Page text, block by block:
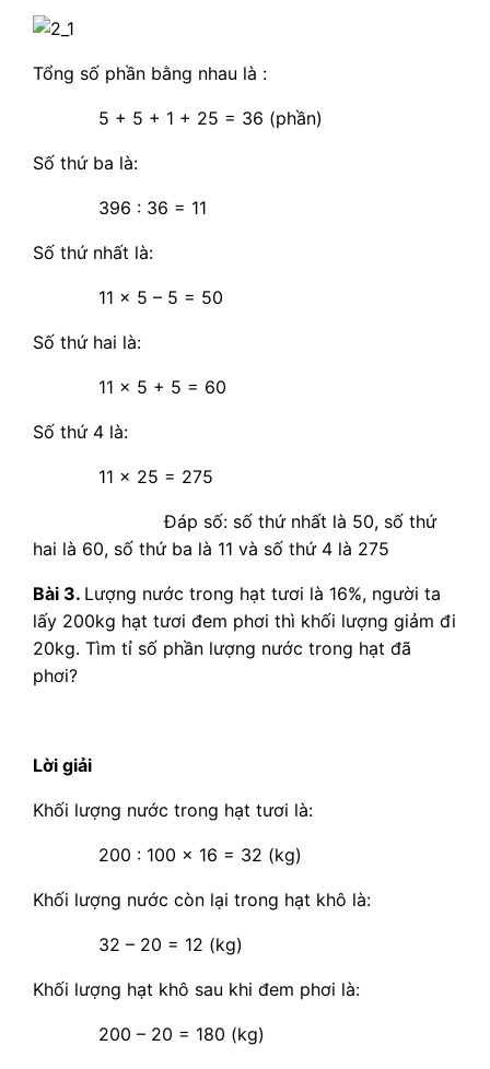
Tổng số phần bằng nhau là :
5 + 5 + 1 + 25 = 36 (phần)
Số thứ ba là:
396 : 36 = 11
Số thứ nhất là:
11 x 5 – 5 = 50
Số thứ hai là:
11 x 5 + 5 = 60
Số thứ 4 là:
11 x 25 = 275
Đáp số: số thứ nhất là 50, số thứ
hai là 60, số thứ ba là 11 và số thứ 4 là 275
Bài 3. Lượng nước trong hạt tươi là 16%, người ta
lấy 200kg hạt tươi đem phơi thì khối lượng giảm đi
20kg. Tìm tỉ số phần lượng nước trong hạt đã
phơi?
Lời giải
Khối lượng nước trong hạt tươi là:
200 : 100 x 16 = 32 (kg)
Khối lượng nước còn lại trong hạt khô là:
32 – 20 = 12 (kg)
Khối lượng hạt khô sau khi đem phơi là:
200 – 20 = 180 (kg)